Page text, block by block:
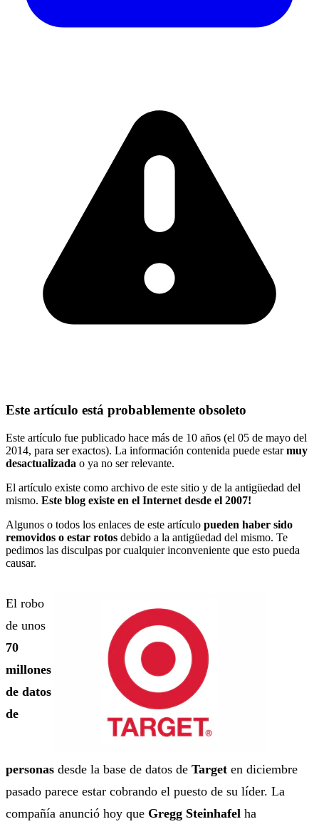
Este artículo está probablemente obsoleto
Este artículo fue publicado hace más de 10 años (el 05 de mayo del
2014, para ser exactos). La información contenida puede estarmuy
desactualizada o ya no ser relevante.
El artículo existe como archivo de este sitio y de la antigüedad del
mismo. Este blog existe en el Internet desde el 2007!
Algunos o todos los enlaces de este artículo pueden haber sido
removidos o estar rotos debido a la antigüedad del mismo. Te
pedimos las disculpas por cualquier inconveniente que esto pueda
causar.
El robo
de unos
70
millones
de datos
de
personas desde la base de datos de Target en diciembre
pasado parece estar cobrando el puesto de su líder. La
compañía anunció hoy que Gregg Steinhafel ha